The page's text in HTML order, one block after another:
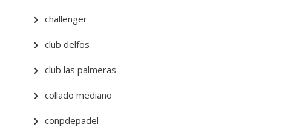
challenger
club delfos
club las palmeras
collado mediano
conpdepadel